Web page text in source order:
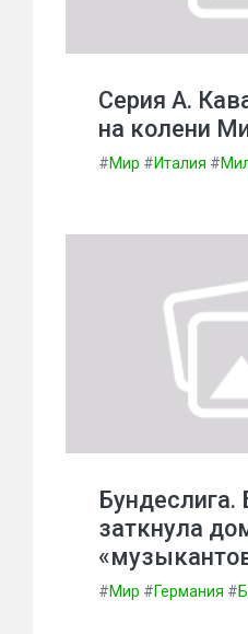
Серия А.
на колени
#Мир #Италия #
Бундеслига.
заткнула
#Мир #Германия #